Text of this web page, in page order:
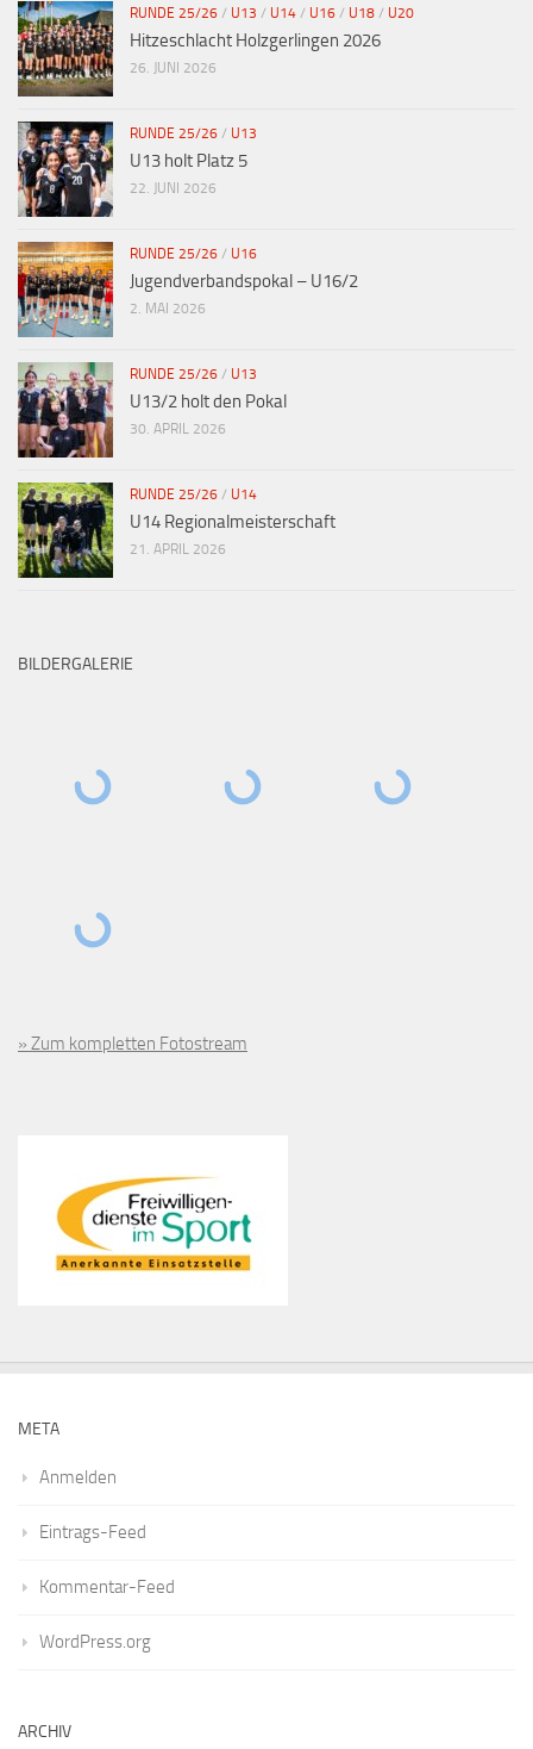
RUNDE 25/26 / U13 / U14 / U16 / U18 / U20
Hitzeschlacht Holzgerlingen 2026
26. JUNI 2026
RUNDE 25/26 / U13
U13 holt Platz 5
22. JUNI 2026
RUNDE 25/26 / U16
Jugendverbandspokal – U16/2
2. MAI 2026
RUNDE 25/26 / U13
U13/2 holt den Pokal
30. APRIL 2026
RUNDE 25/26 / U14
U14 Regionalmeisterschaft
21. APRIL 2026
BILDERGALERIE
» Zum kompletten Fotostream
META
Anmelden
Eintrags-Feed
Kommentar-Feed
WordPress.org
ARCHIV